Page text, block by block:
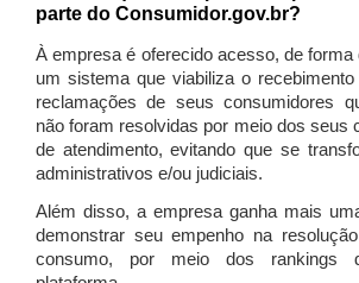
parte do Consumidor.gov.br?
À empresa é oferecido acesso, de forma
um sistema que viabiliza o
reclamações de seus consumidores
não foram resolvidas por meio dos seus
de atendimento, evitando que se
administrativos e/ou judiciais.
Além disso, a empresa ganha mais
demonstrar seu empenho na
consumo, por meio dos rankings